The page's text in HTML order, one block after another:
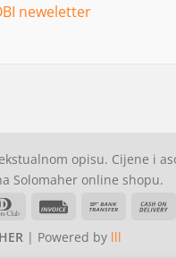
neweletter
opisu. Cijene i
Solomaher online shopu.
Dinners
Invoice
Bank
| Powered by lll